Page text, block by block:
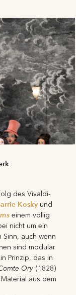
des Vivaldi-
Kosky und
einem völlig
nicht um ein
Sinn, auch wenn
sind modular
Prinzip, das in
Ory (1828)
aus dem